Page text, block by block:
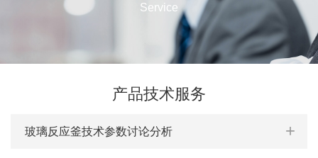
Service
产品技术服务
玻璃反应釜技术参数讨论分析